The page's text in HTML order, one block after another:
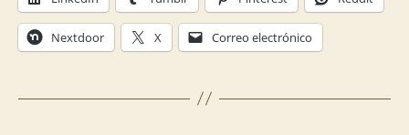
Nextdoor X Correo electrónico